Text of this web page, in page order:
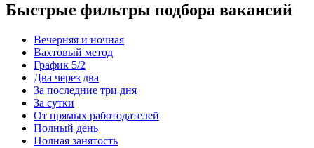
Быстрые фильтры подбора вакансий
Вечерняя и ночная
Вахтовый метод
График 5/2
Два через два
За последние три дня
За сутки
От прямых работодателей
Полный день
Полная занятость